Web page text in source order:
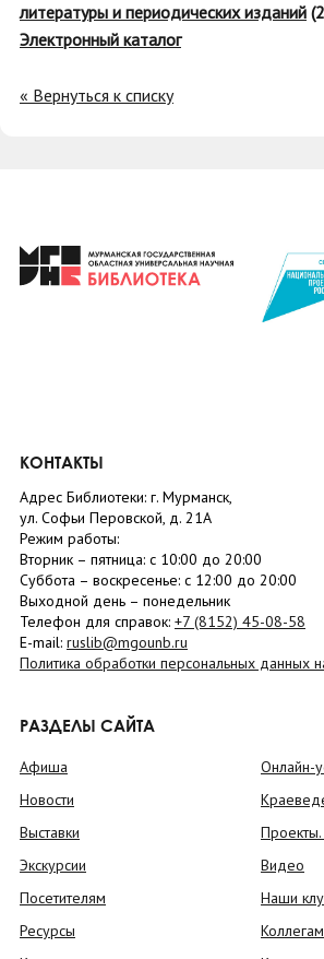
литературы и периодических изданий
Электронный каталог
« Вернуться к списку
КОНТАКТЫ
Адрес Библиотеки: г. Мурманск,
ул. Софьи Перовской, д. 21А
Режим работы:
Вторник – пятница: с 10:00 до 20:00
Суббота – воскресенье: c 12:00 до 20:00
Выходной день – понедельник
Телефон для справок: +7 (8152) 45-08-58
E-mail: ruslib@mgounb.ru
Политика обработки персональных данных
РАЗДЕЛЫ САЙТА
Афиша
Новости
Выставки
Экскурсии
Посетителям
Ресурсы
Онлайн-
Видео
Наши
Коллегам